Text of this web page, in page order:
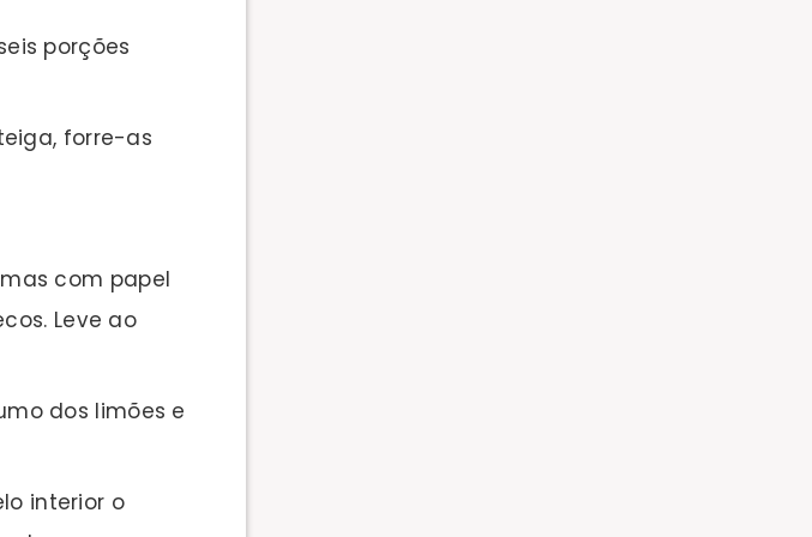
porções
forre-as
com papel
Leve ao
dos limões e
interior o